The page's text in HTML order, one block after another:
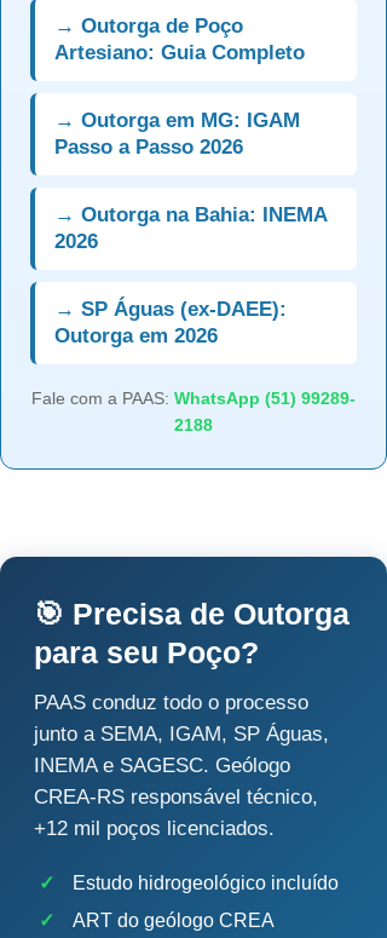
→ Outorga de Poço
Artesiano: Guia Completo
→ Outorga em MG: IGAM
Passo a Passo 2026
→ Outorga na Bahia: INEMA
2026
→ SP Águas (ex-DAEE):
Outorga em 2026
Fale com a PAAS: WhatsApp (51) 99289-
2188
🎯 Precisa de Outorga
para seu Poço?
PAAS conduz todo o processo
junto a SEMA, IGAM, SP Águas,
INEMA e SAGESC. Geólogo
CREA-RS responsável técnico,
+12 mil poços licenciados.
✓
Estudo hidrogeológico incluído
✓
ART do geólogo CREA